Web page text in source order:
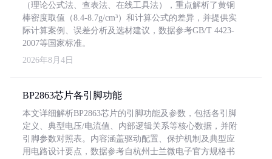
（理论公式法、查表法、在线工具法），重点解析了黄铜
棒密度取值（8.4-8.7g/cm³）和计算公式的差异，并提供实
际计算案例、误差分析及选材建议，数据参考GB/T 4423-
2007等国家标准。
2026年8月4日
BP2863芯片各引脚功能
本文详细解析BP2863芯片的引脚功能及参数，包括各引脚
定义、典型电压/电流值、内部逻辑关系等核心数据，并附
引脚参数对照表。内容涵盖驱动配置、保护机制及典型应
用电路设计要点，数据参考自杭州士兰微电子官方规格书